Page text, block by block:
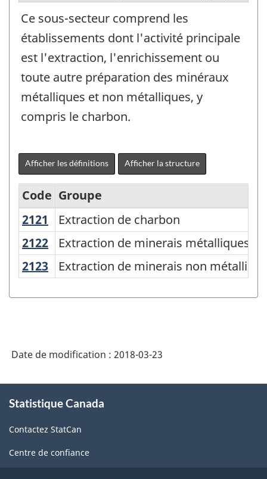
Ce sous-secteur comprend les
établissements dont l'activité principale
est l'extraction, l'enrichissement ou
toute autre préparation des minéraux
métalliques et non métalliques, y
compris le charbon.
Afficher les définitions Afficher la structure
Système
de
classification
des
industries
du
Nord
(SCIAN)
2012
-
Code Groupe
2121
Extraction de charbon
Extraction de charbon
2122 Extraction de minerais métalliques
Extraction de minerais métalliques
2123 Extraction de minerais non
Extraction de minerais non
Date de modification : 2018-03-23
propos
ce
site
Statistique Canada
Contactez StatCan
Centre de confiance